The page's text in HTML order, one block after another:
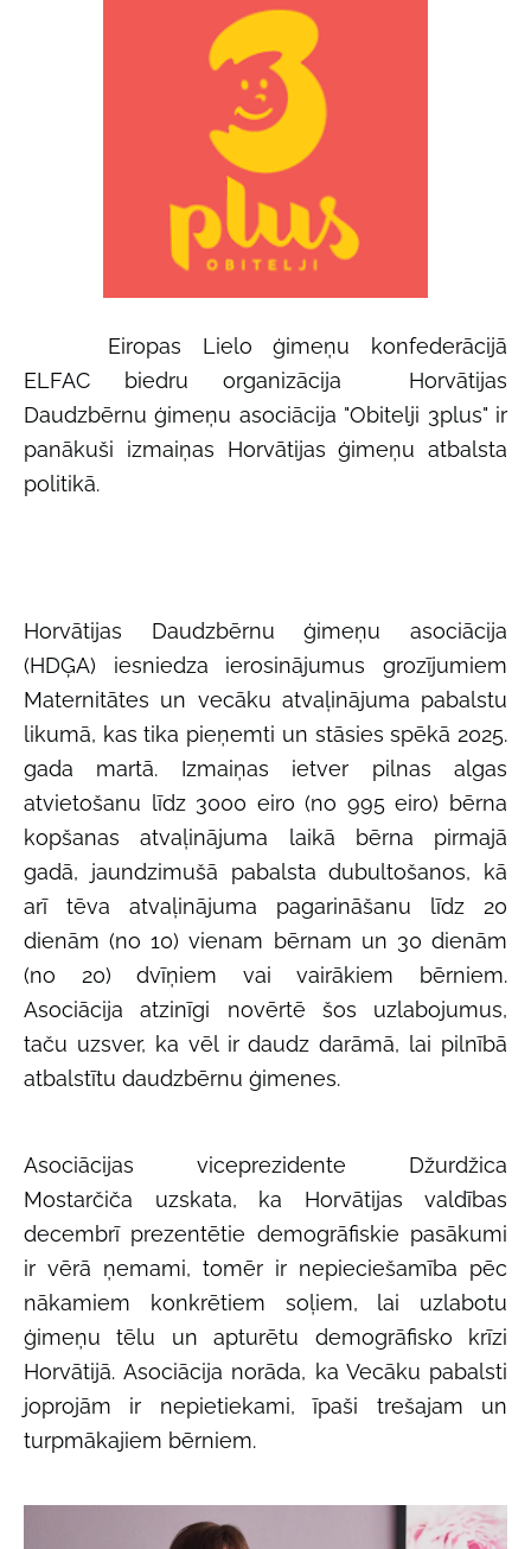
Eiropas Lielo ģimeņu konfederācijā
ELFAC
biedru organizācija Horvātijas
Daudzbērnu ģimeņu asociācija "Obitelji 3plus" ir
panākuši izmaiņas Horvātijas ģimeņu atbalsta
politikā.
Horvātijas Daudzbērnu ģimeņu asociācija
(HDĢA) iesniedza ierosinājumus grozījumiem
Maternitātes un vecāku atvaļinājuma pabalstu
likumā, kas tika pieņemti un stāsies spēkā 2025.
gada martā. Izmaiņas ietver pilnas algas
atvietošanu līdz 3000 eiro (no 995 eiro) bērna
kopšanas atvaļinājuma laikā bērna pirmajā
gadā, jaundzimušā pabalsta dubultošanos, kā
arī tēva atvaļinājuma pagarināšanu līdz 20
dienām (no 10) vienam bērnam un 30 dienām
(no 20) dvīņiem vai vairākiem bērniem.
Asociācija atzinīgi novērtē šos uzlabojumus,
taču uzsver, ka vēl ir daudz darāmā, lai pilnībā
atbalstītu daudzbērnu ģimenes.
Asociācijas viceprezidente Džurdžica
Mostarčiča uzskata, ka Horvātijas valdības
decembrī prezentētie demogrāfiskie pasākumi
ir vērā ņemami, tomēr ir nepieciešamība pēc
nākamiem konkrētiem soļiem, lai uzlabotu
ģimeņu tēlu un apturētu demogrāfisko krīzi
Horvātijā.Asociācija norāda, ka Vecāku pabalsti
joprojām ir nepietiekami, īpaši trešajam un
turpmākajiem bērniem.